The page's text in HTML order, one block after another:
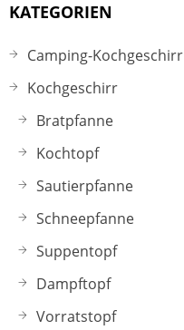
KATEGORIEN
Camping-Kochgeschirr
Kochgeschirr
Bratpfanne
Kochtopf
Sautierpfanne
Schneepfanne
Suppentopf
Dampftopf
Vorratstopf